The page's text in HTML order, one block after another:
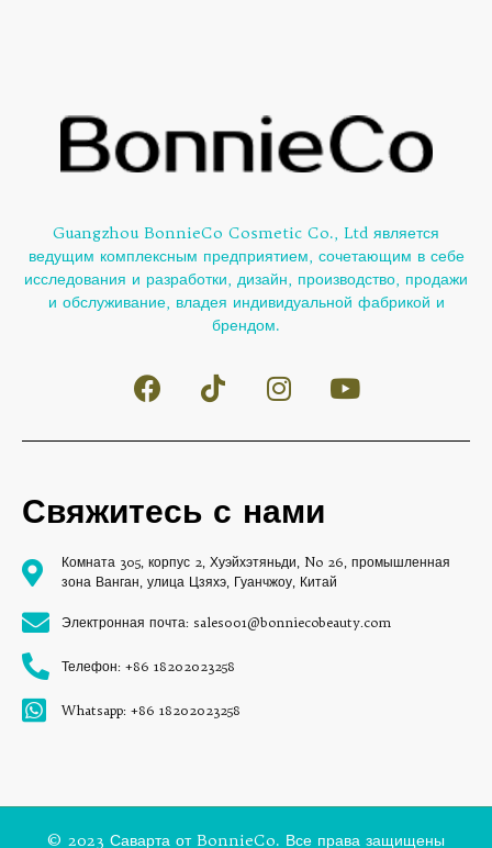
Guangzhou BonnieCo Cosmetic Co., Ltd является
ведущим комплексным предприятием, сочетающим в себе
исследования и разработки, дизайн, производство, продажи
и обслуживание, владея индивидуальной фабрикой и
брендом.
Свяжитесь с нами
Комната 305, корпус 2, Хуэйхэтяньди, No 26, промышленная
зона Ванган, улица Цзяхэ, Гуанчжоу, Китай
Электронная почта: sales001@bonniecobeauty.com
Телефон: +86 18202023258
Whatsapp: +86 18202023258
© 2023 Саварта от BonnieCo. Все права защищены